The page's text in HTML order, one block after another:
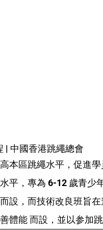
| 中國香港跳繩總會
本區跳繩水平，促進
平，專為 6-12 歲青少
設，而技術改良班旨
體能 而設，並以参加跳